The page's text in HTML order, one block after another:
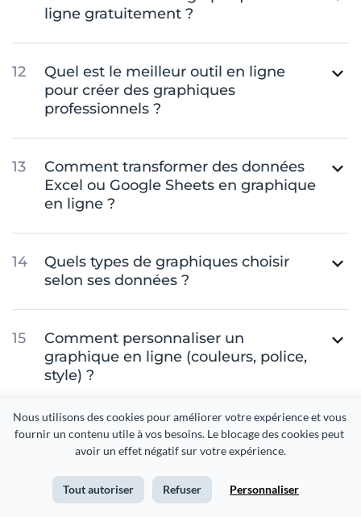
Nous utilisons des cookies pour améliorer votre expérience et vous
fournir un contenu utile à vos besoins. Le blocage des cookies peut
avoir un effet négatif sur votre expérience.
Tout autoriser Refuser Personnaliser
ligne gratuitement ?
Quel est le meilleur outil en ligne
pour créer des graphiques
professionnels ?
Comment transformer des données
Excel ou Google Sheets en graphique
en ligne ?
Quels types de graphiques choisir
selon ses données ?
Comment personnaliser un
graphique en ligne (couleurs, police,
style) ?
Comment créer un graphique lisible
et compréhensible pour son public ?